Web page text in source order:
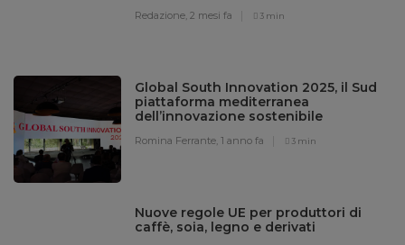
Redazione,2 mesi fa 3 min
Global South Innovation 2025, il Sud
piattaforma mediterranea
dell’innovazione sostenibile
Romina Ferrante,1 anno fa 3 min
Nuove regole UE per produttori di
caffè, soia, legno e derivati